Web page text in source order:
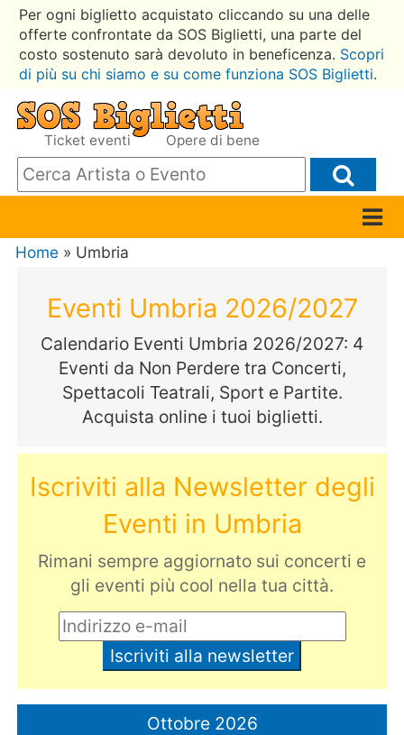
Per ogni biglietto acquistato cliccando su una delle
offerte confrontate da SOS Biglietti, una parte del
costo sostenuto sarà devoluto in beneficenza. Scopri
di più su chi siamo e su come funziona SOS Biglietti.
Ticket eventi Opere di bene
Home » Umbria
Eventi Umbria 2026/2027
Calendario Eventi Umbria 2026/2027: 4
Eventi da Non Perdere tra Concerti,
Spettacoli Teatrali, Sport e Partite.
Acquista online i tuoi biglietti.
Iscriviti alla Newsletter degli
Eventi in Umbria
Rimani sempre aggiornato sui concerti e
gli eventi più cool nella tua città.
Ottobre 2026